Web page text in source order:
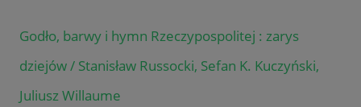
Godło, barwy i hymn Rzeczypospolitej : zarys
dziejów / Stanisław Russocki, Sefan K. Kuczyński,
Juliusz Willaume